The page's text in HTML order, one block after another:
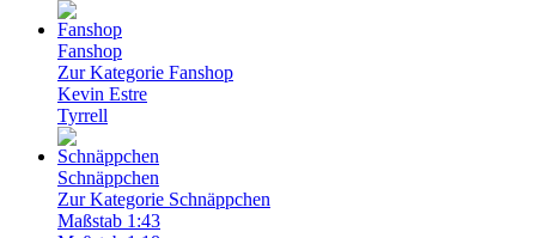
Fanshop
Zur Kategorie Fanshop
Kevin Estre
Tyrrell
Schnäppchen
Zur Kategorie Schnäppchen
Maßstab 1:43